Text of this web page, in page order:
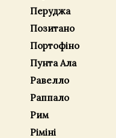
Перуджа
Позитано
Портофіно
Пунта Ала
Равелло
Раппало
Рим
Ріміні